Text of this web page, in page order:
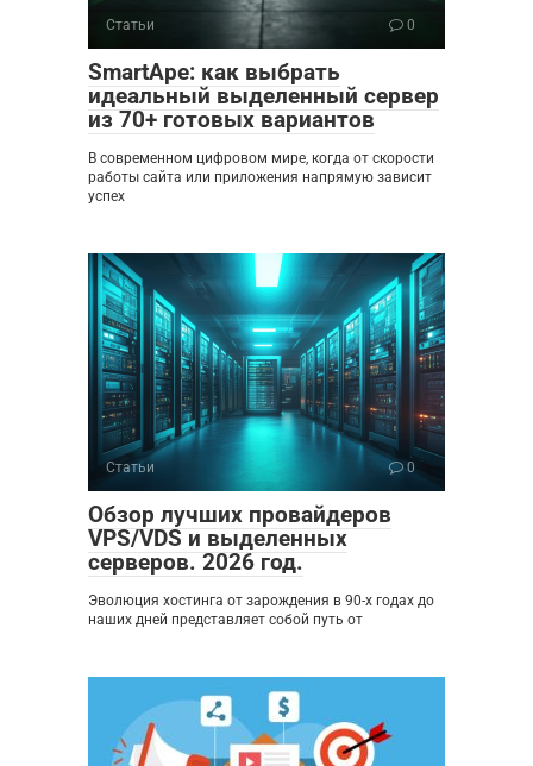
Статьи 0
SmartApe: как выбрать
идеальный выделенный сервер
из 70+ готовых вариантов
В современном цифровом мире, когда от скорости
работы сайта или приложения напрямую зависит
успех
Статьи 0
Обзор лучших провайдеров
VPS/VDS и выделенных
серверов. 2026 год.
Эволюция хостинга от зарождения в 90-х годах до
наших дней представляет собой путь от